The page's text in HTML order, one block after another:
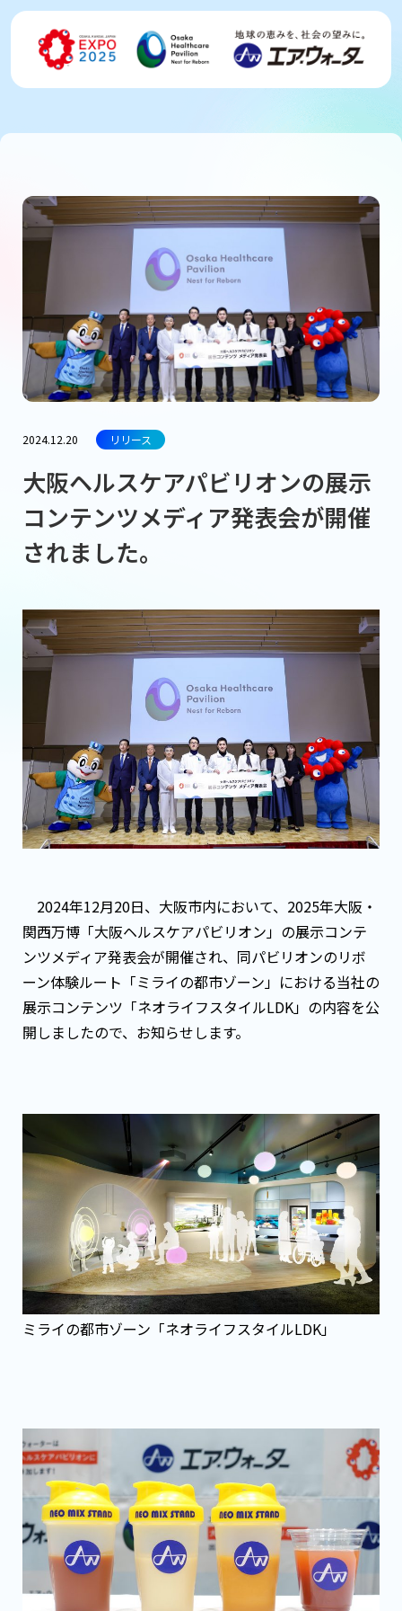
2024.12.20 リリース
大阪ヘルスケアパビリオンの展示
コンテンツメディア発表会が開催
されました。
2024年12月20日、大阪市内において、2025年大阪・
関西万博「大阪ヘルスケアパビリオン」の展示コンテ
ンツメディア発表会が開催され、同パビリオンのリボ
ーン体験ルート「ミライの都市ゾーン」における当社の
展示コンテンツ「ネオライフスタイルLDK」の内容を公
開しましたので、お知らせします。
ミライの都市ゾーン「ネオライフスタイルLDK」